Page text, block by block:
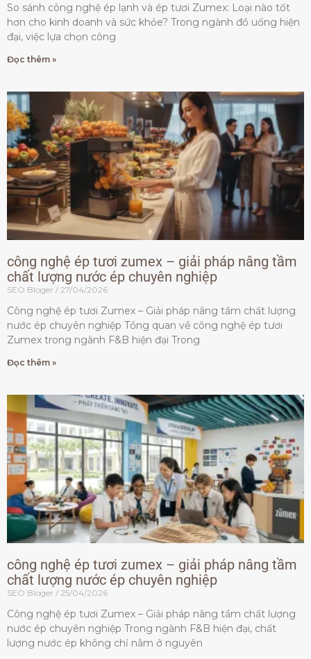
So sánh công nghệ ép lạnh và ép tươi Zumex: Loại nào tốt
hơn cho kinh doanh và sức khỏe? Trong ngành đồ uống hiện
đại, việc lựa chọn công
Đọc thêm »
công nghệ ép tươi zumex – giải pháp nâng tầm
chất lượng nước ép chuyên nghiệp
SEO Bloger 27/04/2026
Công nghệ ép tươi Zumex – Giải pháp nâng tầm chất lượng
nước ép chuyên nghiệp Tổng quan về công nghệ ép tươi
Zumex trong ngành F&B hiện đại Trong
Đọc thêm »
công nghệ ép tươi zumex – giải pháp nâng tầm
chất lượng nước ép chuyên nghiệp
SEO Bloger 25/04/2026
Công nghệ ép tươi Zumex – Giải pháp nâng tầm chất lượng
nước ép chuyên nghiệp Trong ngành F&B hiện đại, chất
lượng nước ép không chỉ nằm ở nguyên